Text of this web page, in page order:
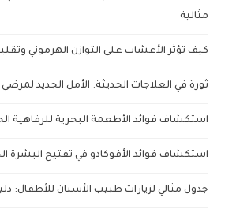
مثالية
كيف تؤثر الأعشاب على التوازن الهرموني
ثورة في العلاجات الحديثة: الأمل الجديد
استكشاف فوائد الأطعمة البحرية للرفاهية
استكشاف فوائد الأفوكادو في تفتيح البشرة
جدول مثالي لزيارات طبيب الأسنان للأطفال: